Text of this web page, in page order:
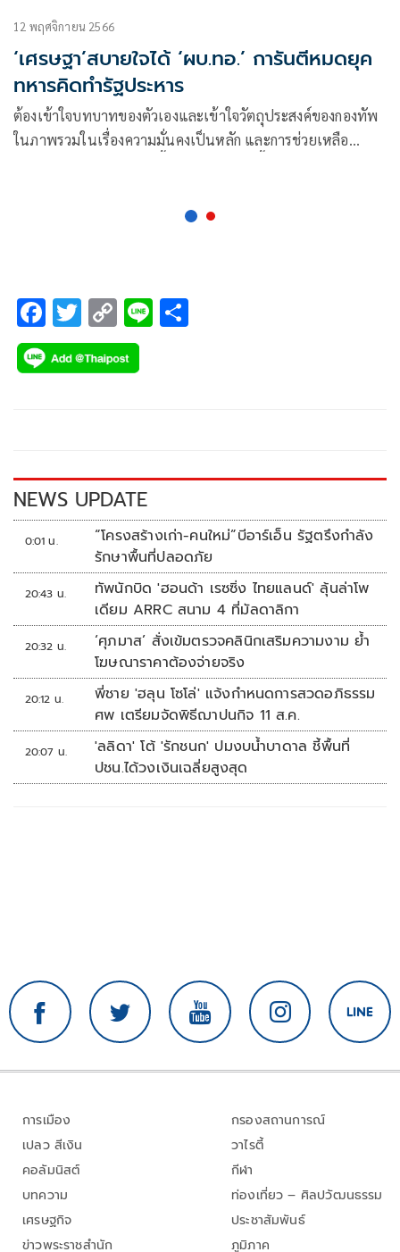
12 พฤศจิกายน 2566
‘เศรษฐา’สบายใจได้ ‘ผบ.ทอ.’ การันตีหมดยุค
ทหารคิดทำรัฐประหาร
ต้องเข้าใจบทบาทของตัวเองและเข้าใจวัตถุประสงค์ของกองทัพ
ในภาพรวมในเรื่องความมั่นคงเป็นหลัก และการช่วยเหลือ
F
ac
e
k
T
wi
tt
C
o
p
k
Li
NEWS UPDATE
0:01 น.
“โครงสร้างเก่า-คนใหม่”บีอาร์เอ็น รัฐตรึงกำลัง
รักษาพื้นที่ปลอดภัย
20:43 น.
ทัพนักบิด 'ฮอนด้า เรซซิ่ง ไทยแลนด์' ลุ้นล่าโพ
เดียม ARRC สนาม 4 ที่มัลดาลิกา
20:32 น.
‘ศุภมาส’ สั่งเข้มตรวจคลินิกเสริมความงาม ย้ำ
โฆษณาราคาต้องจ่ายจริง
20:12 น.
พี่ชาย 'ฮลุน โซโล่' แจ้งกำหนดการสวดอภิธรรม
ศพ เตรียมจัดพิธีฌาปนกิจ 11 ส.ค.
20:07 น.
'ลลิดา' โต้ 'รักชนก' ปมงบน้ำบาดาล ชี้พื้นที่
ปชน.ได้วงเงินเฉลี่ยสูงสุด
การเมือง
เปลว สีเงิน
คอลัมนิสต์
บทความ
เศรษฐกิจ
ข่าวพระราชสำนัก
กรองสถานการณ์
วาไรตี้
กีฬา
ท่องเที่ยว – ศิลปวัฒนธรรม
ประชาสัมพันธ์
ภูมิภาค